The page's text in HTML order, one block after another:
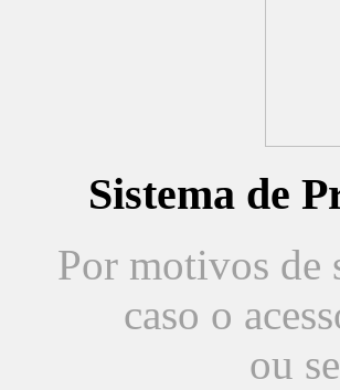
Sistema de
Por motivos de
caso o
ou